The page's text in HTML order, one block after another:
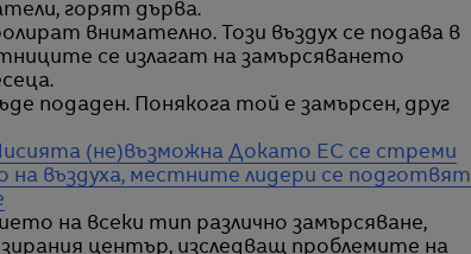
горят дърва.
внимателно. Този въздух се подава в
се излагат на замърсяването
подаден. Понякога той е замърсен, друг
(не)възможна Докато ЕС се стреми
на въздуха, местните лидери се подготвят
на всеки тип различно замърсяване,
център, изследващ проблемите на